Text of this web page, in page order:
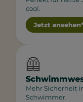
cool.
Jetzt
🦺
Mehr Sicherheit
Schwimmer.